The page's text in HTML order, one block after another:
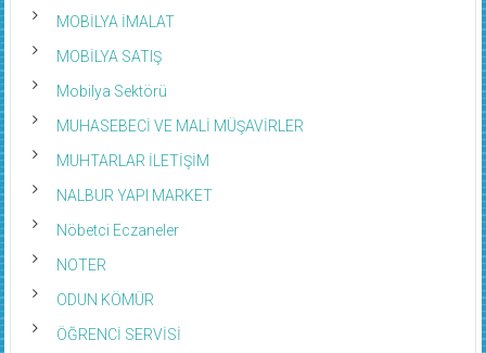
MOBİLYA İMALAT
MOBİLYA SATIŞ
Mobilya Sektörü
MUHASEBECİ VE MALİ MÜŞAVİRLER
MUHTARLAR İLETİŞİM
NALBUR YAPI MARKET
Nöbetci Eczaneler
NOTER
ODUN KÖMÜR
ÖĞRENCİ SERVİSİ